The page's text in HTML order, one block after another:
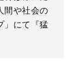
間や社会の
」にて『猛